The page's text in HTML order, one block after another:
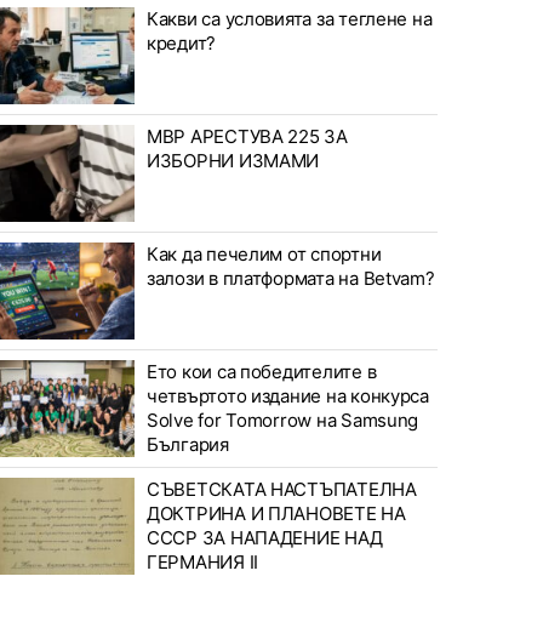
Какви са условията за теглене на
кредит?
МВР АРЕСТУВА 225 ЗА
ИЗБОРНИ ИЗМАМИ
Как да печелим от спортни
залози в платформата на Betvam?
Ето кои са победителите в
четвъртото издание на конкурса
Solve for Tomorrow на Samsung
България
СЪВЕТСКАТА НАСТЪПАТЕЛНА
ДОКТРИНА И ПЛАНОВЕТЕ НА
СССР ЗА НАПАДЕНИЕ НАД
ГЕРМАНИЯ II